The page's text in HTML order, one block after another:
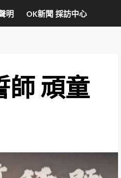
明 OK新聞 採訪中心
師 頑童